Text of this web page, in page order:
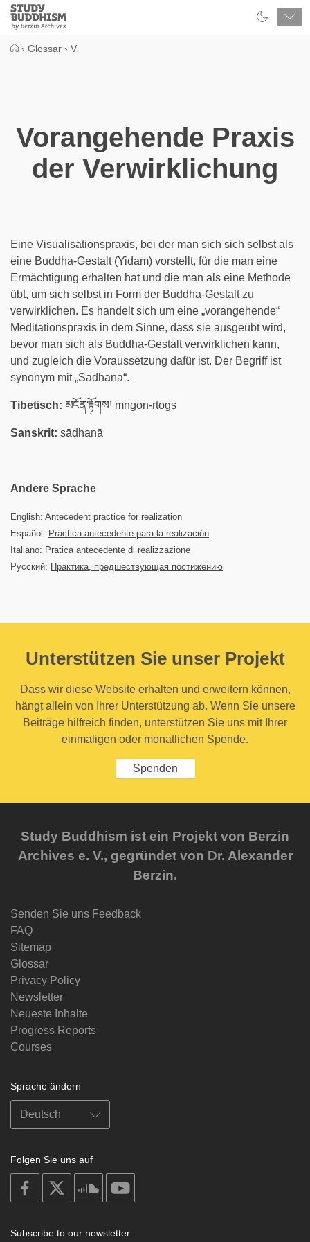
Close
Study
Buddhism
› Glossar › V
Vorangehende Praxis
der Verwirklichung
Eine Visualisationspraxis, bei der man sich sich selbst als
eine Buddha-Gestalt (Yidam) vorstellt, für die man eine
Ermächtigung erhalten hat und die man als eine Methode
übt, um sich selbst in Form der Buddha-Gestalt zu
verwirklichen. Es handelt sich um eine „vorangehende“
Meditationspraxis in dem Sinne, dass sie ausgeübt wird,
bevor man sich als Buddha-Gestalt verwirklichen kann,
und zugleich die Voraussetzung dafür ist. Der Begriff ist
synonym mit „Sadhana“.
Tibetisch: མངོན་རྟོགས། mngon-rtogs
Sanskrit: sādhanā
Andere Sprache
English: Antecedent practice for realization
Español: Práctica antecedente para la realización
Italiano: Pratica antecedente di realizzazione
Русский: Практика, предшествующая постижению
Unterstützen Sie unser Projekt
Dass wir diese Website erhalten und erweitern können,
hängt allein von Ihrer Unterstützung ab. Wenn Sie unsere
Beiträge hilfreich finden, unterstützen Sie uns mit Ihrer
einmaligen oder monatlichen Spende.
Spenden
Study Buddhism ist ein Projekt von Berzin
Archives e. V., gegründet von Dr. Alexander
Berzin.
Senden Sie uns Feedback
FAQ
Sitemap
Glossar
Privacy Policy
Newsletter
Neueste Inhalte
Progress Reports
Courses
Sprache ändern
Folgen Sie uns auf
on
facebook
soundcloud
Subscribe to our newsletter